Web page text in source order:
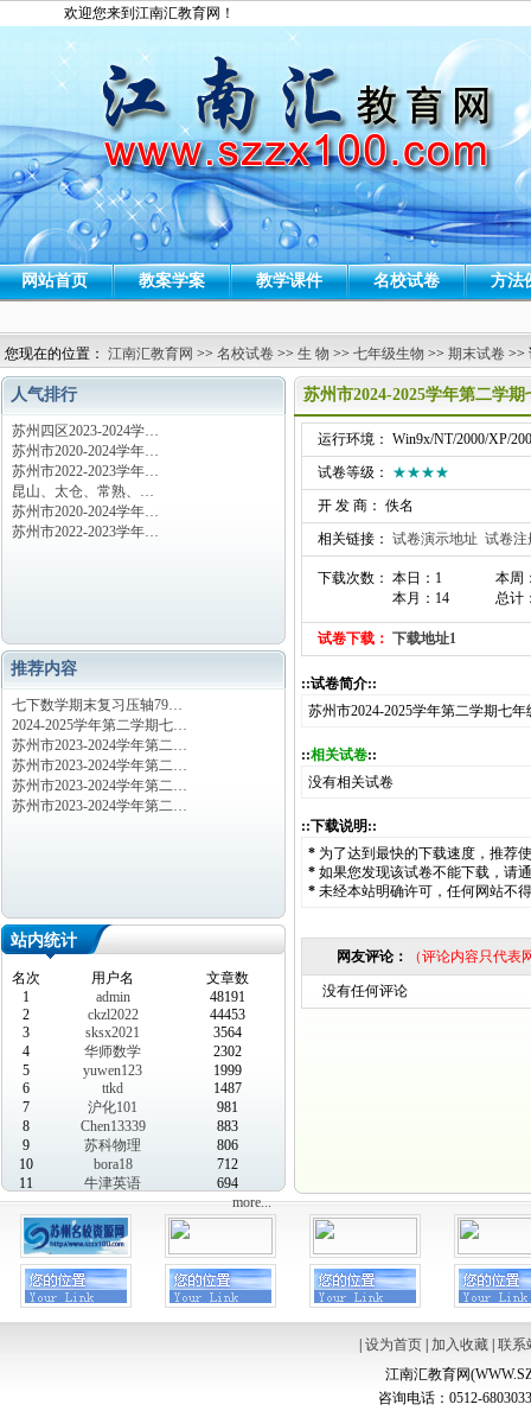
欢迎您来到江南汇教育网！
网站首页 教案学案 教学课件 名校试卷 方法
您现在的位置： 江南汇教育网 >> 名校试卷 >> 生 物 >> 七年级生物 >> 期末试卷 >>
人气排行
苏州四区2023-2024学…
苏州市2020-2024学年…
苏州市2022-2023学年…
昆山、太仓、常熟、…
苏州市2020-2024学年…
苏州市2022-2023学年…
推荐内容
七下数学期末复习压轴79…
2024-2025学年第二学期七…
苏州市2023-2024学年第二…
苏州市2023-2024学年第二…
苏州市2023-2024学年第二…
苏州市2023-2024学年第二…
站内统计
名次 用户名
文章数
1
admin
48191
2
ckzl2022
44453
3
sksx2021
3564
4
华师数学
2302
5
yuwen123
1999
6
ttkd
1487
7
沪化101
981
8
Chen13339
883
9
苏科物理
806
10
bora18
712
11
牛津英语
694
more...
苏州市2024-2025学年第二学
运行环境： Win9x/NT/2000/XP/
试卷等级： ★★★★
开 发 商： 佚名
相关链接： 试卷演示地址 试卷注
下载次数： 本日：1
本月：14
本周
总计
试卷下载： 下载地址1
::试卷简介::
苏州市2024-2025学年第二学期七
::相关试卷::
没有相关试卷
::下载说明::
* 为了达到最快的下载速度，推荐
* 如果您发现该试卷不能下载，请
* 未经本站明确许可，任何网站不
网友评论： （评论内容只代
没有任何评论
设为首页| 加入收藏| 联系
江南汇教育网
咨询电话：0512-